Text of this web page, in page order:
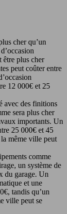
cher qu’un
être plus cher
peut coûter entre
12 000€ et 25
avec des finitions
sera plus cher
importants. Un
25 000€ et 45
même ville peut
comme
un système de
du garage. Un
et une
tandis qu’un
ville peut se